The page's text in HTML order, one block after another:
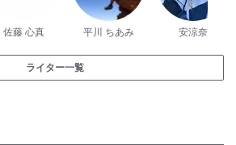
佐藤 心真 平川 ちあみ 安涼奈
ライター一覧